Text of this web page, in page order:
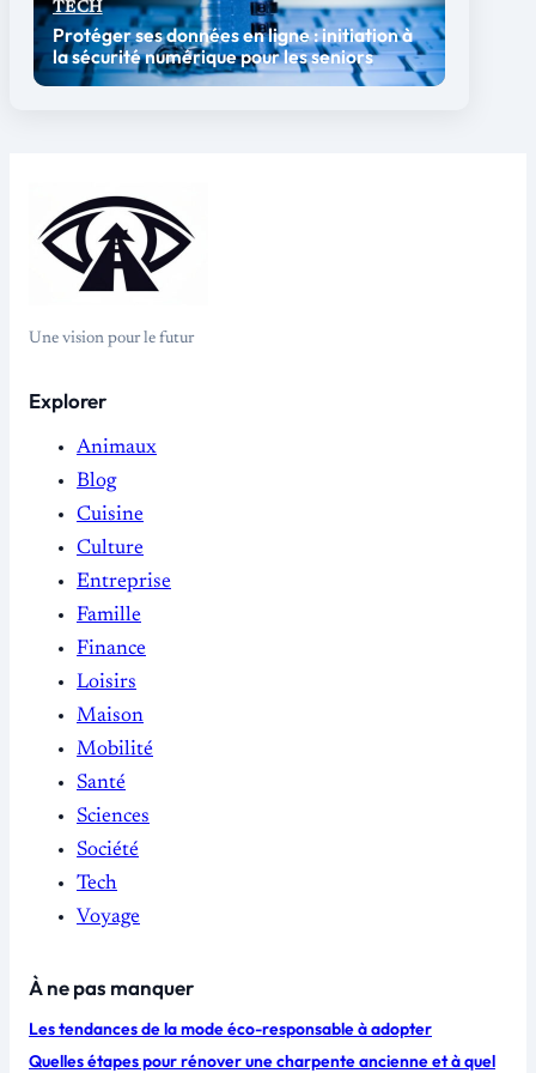
TECH
Protéger ses données en ligne : initiation à
la sécurité numérique pour les seniors
Une vision pour le futur
Explorer
Animaux
Blog
Cuisine
Culture
Entreprise
Famille
Finance
Loisirs
Maison
Mobilité
Santé
Sciences
Société
Tech
Voyage
À ne pas manquer
Les tendances de la mode éco-responsable à adopter
Quelles étapes pour rénover une charpente ancienne et à quel